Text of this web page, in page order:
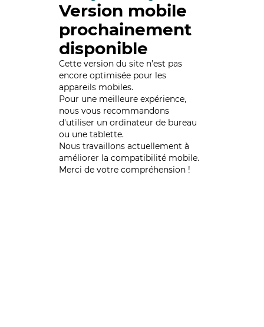
Version mobile
prochainement
disponible
Cette version du site n’est pas
encore optimisée pour les
appareils mobiles.
Pour une meilleure expérience,
nous vous recommandons
d'utiliser un ordinateur de bureau
ou une tablette.
Nous travaillons actuellement à
améliorer la compatibilité mobile.
Merci de votre compréhension !